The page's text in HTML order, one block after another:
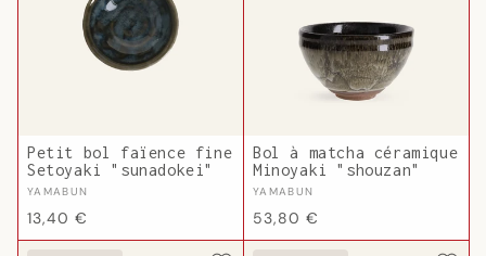
Petit bol faïence fine
Setoyaki "sunadokei"
Fournisseur :
YAMABUN
Prix
habituel
13,40 €
Bol à matcha céramique
Minoyaki "shouzan"
Fournisseur :
YAMABUN
Prix
habituel
53,80 €